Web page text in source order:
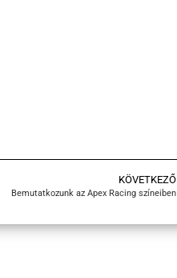
KÖVETKEZŐ
Bemutatkozunk az Apex Racing színeiben